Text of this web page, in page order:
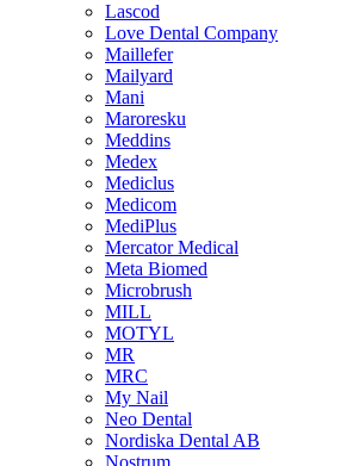
Lascod
Love Dental Company
Maillefer
Mailyard
Mani
Maroresku
Meddins
Medex
Mediclus
Medicom
MediPlus
Mercator Medical
Meta Biomed
Microbrush
MILL
MOTYL
MR
MRC
My Nail
Neo Dental
Nordiska Dental AB
Nostrum